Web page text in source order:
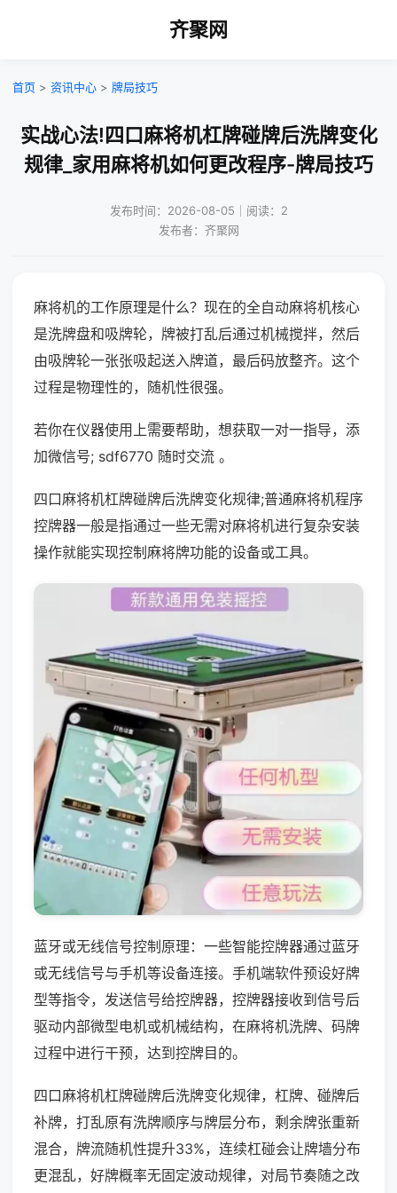
齐聚网
首页 > 资讯中心 > 牌局技巧
实战心法!四口麻将机杠牌碰牌后洗牌变化
规律_家用麻将机如何更改程序-牌局技巧
发布时间：2026-08-05｜阅读：2
发布者：齐聚网
麻将机的工作原理是什么？现在的全自动麻将机核心
是洗牌盘和吸牌轮，牌被打乱后通过机械搅拌，然后
由吸牌轮一张张吸起送入牌道，最后码放整齐。这个
过程是物理性的，随机性很强。
若你在仪器使用上需要帮助，想获取一对一指导，添
加微信号; sdf6770 随时交流 。
四口麻将机杠牌碰牌后洗牌变化规律;普通麻将机程序
控牌器一般是指通过一些无需对麻将机进行复杂安装
操作就能实现控制麻将牌功能的设备或工具。
蓝牙或无线信号控制原理：一些智能控牌器通过蓝牙
或无线信号与手机等设备连接。手机端软件预设好牌
型等指令，发送信号给控牌器，控牌器接收到信号后
驱动内部微型电机或机械结构，在麻将机洗牌、码牌
过程中进行干预，达到控牌目的。
四口麻将机杠牌碰牌后洗牌变化规律，杠牌、碰牌后
补牌，打乱原有洗牌顺序与牌层分布，剩余牌张重新
混合，牌流随机性提升33%，连续杠碰会让牌墙分布
更混乱，好牌概率无固定波动规律，对局节奏随之改